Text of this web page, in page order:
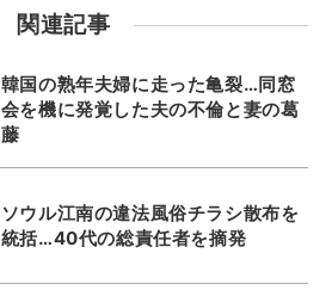
関連記事
韓国の熟年夫婦に走った亀裂…同窓
会を機に発覚した夫の不倫と妻の葛
藤
ソウル江南の違法風俗チラシ散布を
統括…40代の総責任者を摘発